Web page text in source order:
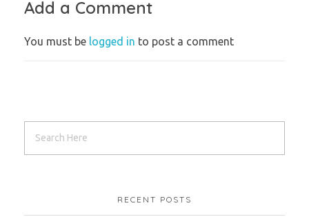
Add a Comment
You must be logged in to post a comment
RECENT POSTS